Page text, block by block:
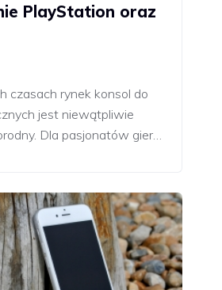
PlayStation oraz
czasach rynek konsol do
jest niewątpliwie
Dla pasjonatów gier…